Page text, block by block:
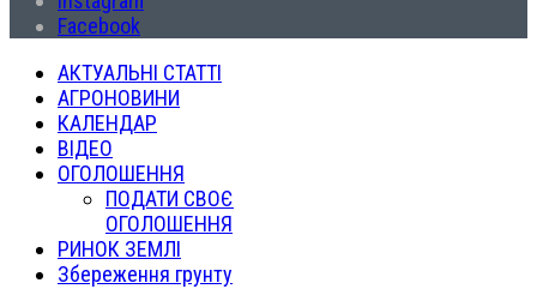
Facebook
АКТУАЛЬНІ СТАТТІ
АГРОНОВИНИ
КАЛЕНДАР
ВІДЕО
ОГОЛОШЕННЯ
ПОДАТИ СВОЄ
ОГОЛОШЕННЯ
РИНОК ЗЕМЛІ
Збереження грунту